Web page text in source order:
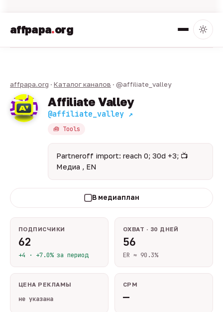
affpapa.org
affpapa.org · Каталог каналов · @affiliate_valley
Affiliate Valley
@affiliate_valley ↗
🧰 Tools
Partneroff import: reach 0; 30d +3; 📺
Медиа , EN
В медиаплан
ПОДПИСЧИКИ
62
+4 · +7.0% за период
ОХВАТ · 30 ДНЕЙ
56
ER ≈ 90.3%
ЦЕНА РЕКЛАМЫ
не указана
CPM
—